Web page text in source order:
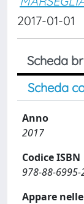
2017-01-01
Scheda
Scheda
Anno
2017
Codice ISBN
978-88-6995-
Appare